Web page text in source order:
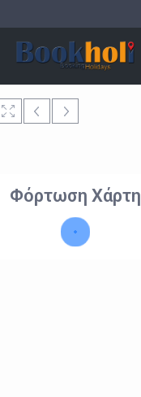
Φόρτωση Χάρτη